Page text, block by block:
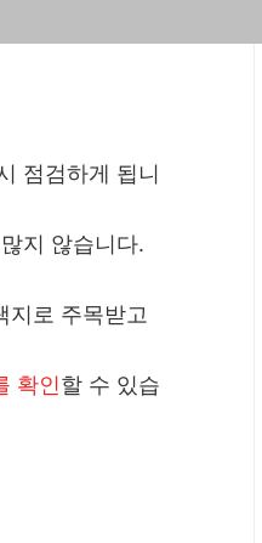
점검하게 됩니
지 않습니다.
지로 주목받고
확인할 수 있습